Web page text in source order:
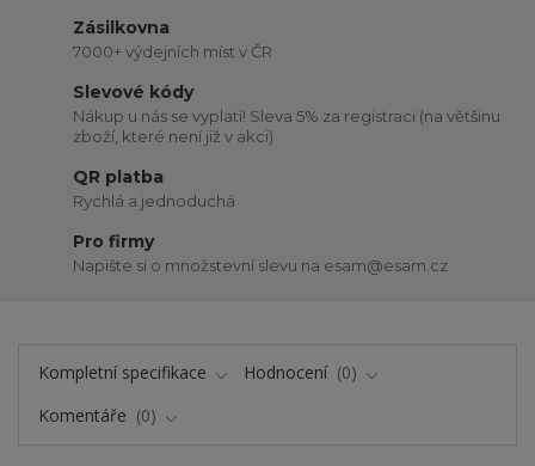
Zásilkovna
7000+ výdejních míst v ČR
Slevové kódy
Nákup u nás se vyplatí! Sleva 5% za registraci (na většinu
zboží, které není již v akci)
QR platba
Rychlá a jednoduchá
Pro firmy
Napište si o množstevní slevu na esam@esam.cz
Kompletní specifikace Hodnocení
0
Komentáře
0